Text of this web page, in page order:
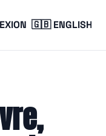
🇬🇧 ENGLISH